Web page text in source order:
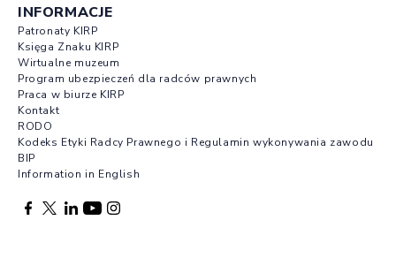
INFORMACJE
Patronaty KIRP
Księga Znaku KIRP
Wirtualne muzeum
Program ubezpieczeń dla radców prawnych
Praca w biurze KIRP
Kontakt
RODO
Kodeks Etyki Radcy Prawnego i Regulamin wykonywania zawodu
BIP
Information in English
Facebook otwierany w nowej karcie
Profil X otwierany w nowej karcie
Profil LinkedIn otwierany w nowej karcie
Profil YouTube otwierany w nowej karcie
Profil Instagram otwierany w nowej karcie